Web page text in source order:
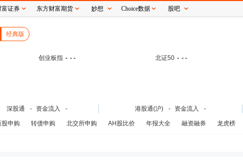
经典版
创业板指 - - - 北证50 - - -
深股通 - 资金流入 - 港股通(沪) - 资金流入 -
股申购 转债申购 北交所申购 AH股比价 年报大全 融资融券 龙虎榜
富证券 东方财富期货 妙想 Choice数据 股吧